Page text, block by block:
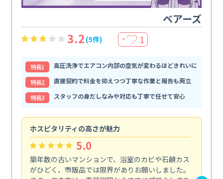
ベアーズ
3.2 (5件) ＋ 1
特⻑1
高圧洗浄でエアコン内部の空気が変わるほどきれいに
特⻑2
直接契約で料金を抑えつつ丁寧な作業と報告も両立
特⻑3
スタッフの身だしなみや対応も丁寧で任せて安心
ホスピタリティの高さが魅力
5.0
築年数の古いマンションで、浴室のカビや石鹸カス
がひどく、市販品では限界がありお願いしました。